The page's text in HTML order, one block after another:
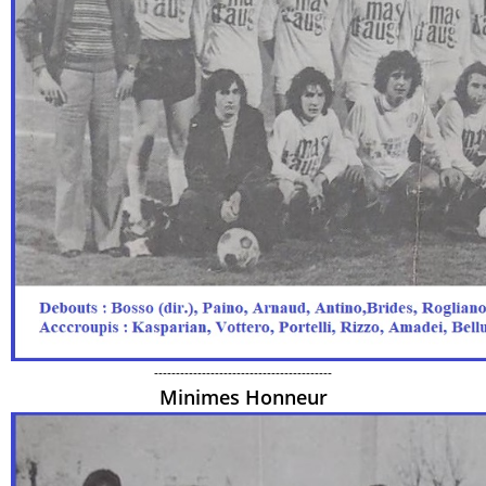
-----------------------------------------
Minimes Honneur